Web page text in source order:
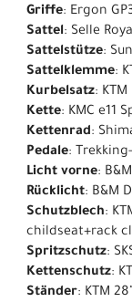
Griffe: Ergon
Sattel: Selle
Sattelstütze:
Sattelklemme:
Kurbelsatz: KTM
Kette: KMC e11
Kettenrad:
Pedale:
Licht vorne:
Rücklicht: B&M
Schutzblech:
childseat+rack
Spritzschutz:
Kettenschutz:
Ständer: KTM